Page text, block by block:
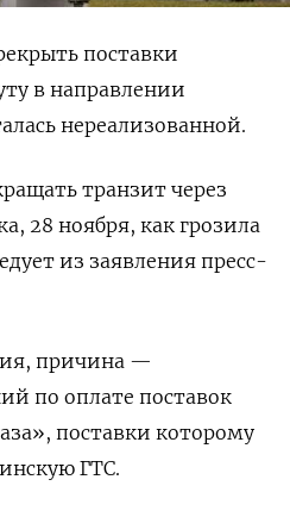
поставки
в направлении
нереализованной.
транзит через
28 ноября, как грозила
из заявления пресс-
причина —
по оплате поставок
поставки которому
ГТС.